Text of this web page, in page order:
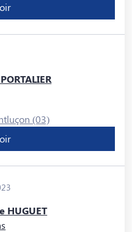
(03)
HUGUET